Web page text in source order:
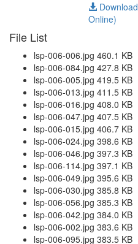
Online)
File List
lsp-006-006.jpg 460.1 KB
lsp-006-084.jpg 427.8 KB
lsp-006-005.jpg 419.5 KB
lsp-006-013.jpg 411.5 KB
lsp-006-016.jpg 408.0 KB
lsp-006-047.jpg 407.5 KB
lsp-006-015.jpg 406.7 KB
lsp-006-024.jpg 398.6 KB
lsp-006-046.jpg 397.3 KB
lsp-006-114.jpg 397.1 KB
lsp-006-049.jpg 395.6 KB
lsp-006-030.jpg 385.8 KB
lsp-006-056.jpg 385.3 KB
lsp-006-042.jpg 384.0 KB
lsp-006-002.jpg 383.6 KB
lsp-006-095.jpg 383.5 KB